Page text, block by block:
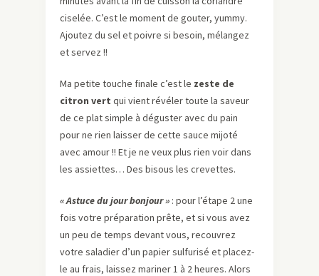
ciselée. C’est le moment de gouter, yummy.
Ajoutez du sel et poivre si besoin, mélangez
et servez !!
Ma petite touche finale c’est le zeste de
citron vert qui vient révéler toute la saveur
de ce plat simple à déguster avec du pain
pour ne rien laisser de cette sauce mijoté
avec amour !! Et je ne veux plus rien voir dans
les assiettes… Des bisous les crevettes.
« Astuce du jour bonjour » : pour l’étape 2 une
fois votre préparation prête, et si vous avez
un peu de temps devant vous, recouvrez
votre saladier d’un papier sulfurisé et placez-
le au frais, laissez mariner 1 à 2 heures. Alors